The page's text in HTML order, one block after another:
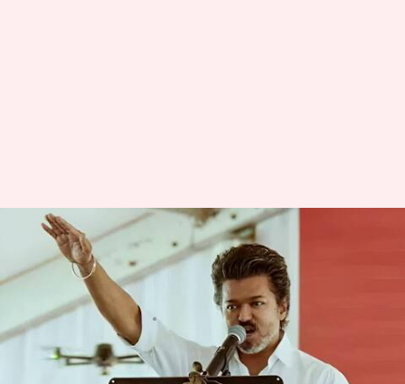
Vijay: విజయ్‌కు డిప్యూటీ సీఎం
ఆఫర్‌..? తమిళనాడు రాజకీయాల్లో
కొత్త చర్చ!
వ్రాసిన వారు Jayachandra Akuri Mar 15, 2026 03:14 pm
ఈ వార్తాకథనం ఏంటి